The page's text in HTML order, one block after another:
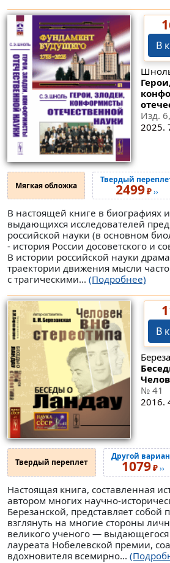
В
Изд.
2025.
Мягкая обложка
Твердый
2499₽››
В настоящей книге в биографиях
выдающихся исследователей
российской науки (в основном
- история России досоветского и
В истории российской науки
траектории движения мысли
с трагическими... (Подробнее)
В
№ 41
2016.
Твердый переплет
Другой
1079₽››
Настоящая книга, составленная
автором многих научно-
Березанской, представляет собой
взглянуть на многие стороны
великого ученого — выдающегося
лауреата Нобелевской премии,
вдохновителя всемирно...